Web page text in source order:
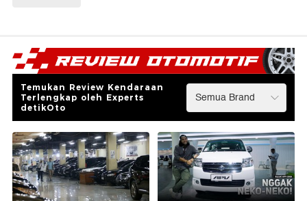
Temukan Review Kendaraan
Terlengkap oleh Experts
detikOto